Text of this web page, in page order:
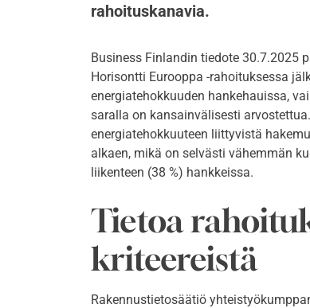
rahoituskanavia.
Business Finlandin tiedote 30.7.2025
Horisontti Eurooppa -rahoituksessa
energiatehokkuuden hankehauissa,
saralla on kansainvälisesti
energiatehokkuuteen liittyvistä
alkaen, mikä on selvästi vähemmän
liikenteen (38 %) hankkeissa.
Tietoa
kriteereistä
Rakennustietosäätiö